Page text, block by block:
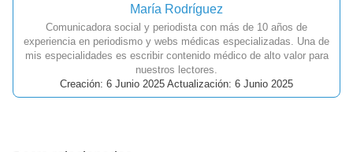
María Rodríguez
Comunicadora social y periodista con más de 10 años de
experiencia en periodismo y webs médicas especializadas. Una de
mis especialidades es escribir contenido médico de alto valor para
nuestros lectores.
Creación: 6 Junio 2025 Actualización: 6 Junio 2025